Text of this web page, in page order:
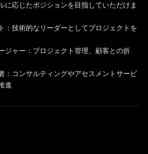
に応じたポジションを目指していただけま
：技術的なリーダーとしてプロジェクトを
ジャー：プロジェクト管理、顧客との折
：コンサルティングやアセスメントサービ
進